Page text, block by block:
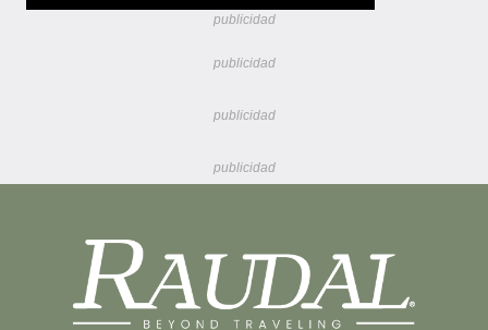
publicidad
publicidad
publicidad
publicidad